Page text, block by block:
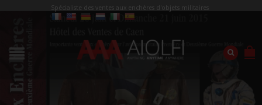
Spécialiste des ventes aux enchères d'objets militaires